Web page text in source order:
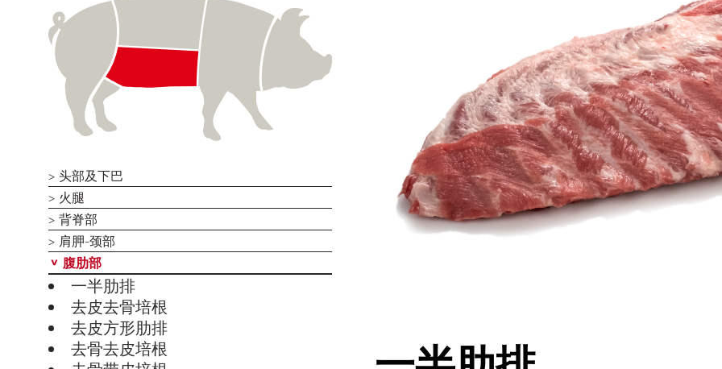
头部及下巴
火腿
背脊部
肩胛-颈部
腹肋部
一半肋排
去皮去骨培根
去皮方形肋排
去骨去皮培根